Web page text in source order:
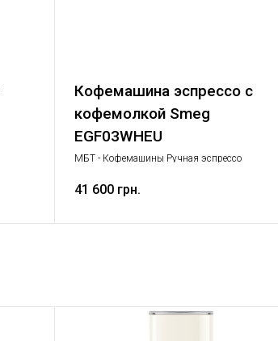
Кофемашина эспрессо с
кофемолкой Smeg
EGF03WHEU
МБТ - Кофемашины Ручная эспрессо
41 600 грн.